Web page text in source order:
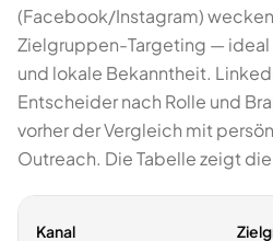
(Facebook/Instagram)
Zielgruppen-Targeting — ideal
und lokale Bekanntheit.
Entscheider nach Rolle und
vorher der Vergleich mit
Outreach. Die Tabelle zeigt
Kanal